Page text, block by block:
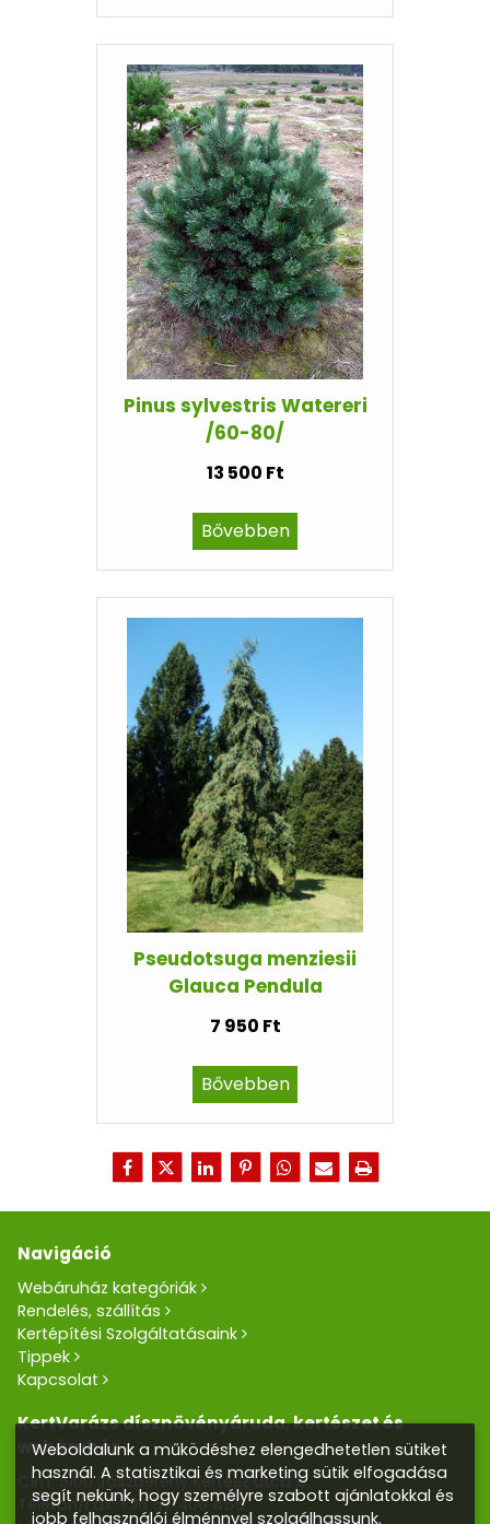
Pinus sylvestris Watereri
/60-80/
13 500 Ft
Bővebben
Pseudotsuga menziesii
Glauca Pendula
7 950 Ft
Bővebben
Navigáció
Webáruház kategóriák
Rendelés, szállítás
Kertépítési Szolgáltatásaink
Tippek
Kapcsolat
KertVarázs dísznövényáruda, kertészet és
webáruház
Cím: 5100 Jászberény Kertész utca 5.
Telefon/Fax: +36 57 400 455
Weboldalunk a működéshez elengedhetetlen sütiket
használ. A statisztikai és marketing sütik elfogadása
segít nekünk, hogy személyre szabott ajánlatokkal és
jobb felhasználói élménnyel szolgálhassunk.